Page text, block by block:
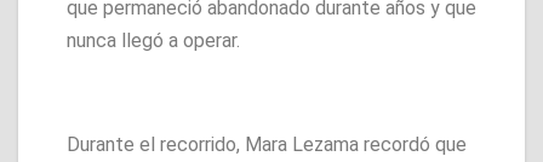
que permaneció abandonado durante años y que
nunca llegó a operar.
Durante el recorrido, Mara Lezama recordó que